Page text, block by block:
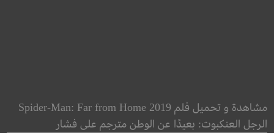
بياتريس على العشاء المزيل
مشاهدة و تحميل فلم Spider-Man: Far from Home 2019
الرجل العنكبوت: بعيدًا عن الوطن مترجم على فشار